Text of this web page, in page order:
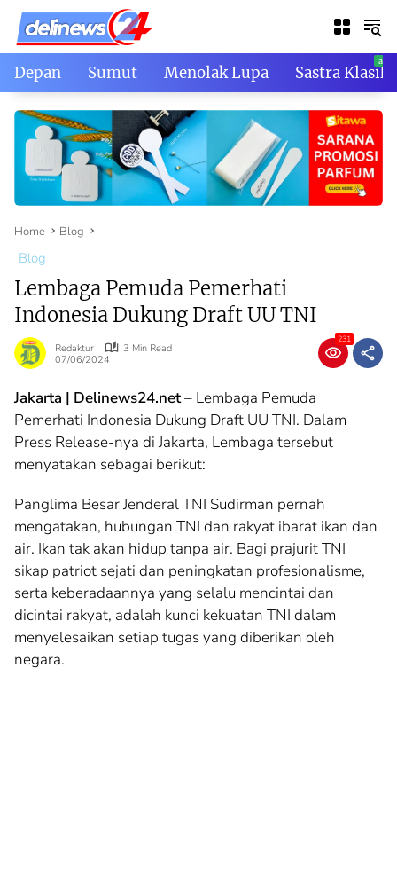
Skip
content
Depan Sumut Menolak Lupa Sastra Klasik
Home Blog
Blog
Lembaga Pemuda Pemerhati
Indonesia Dukung Draft UU TNI
Redaktur
3 Min Read
07/06/2024
231
Jakarta | Delinews24.net– Lembaga Pemuda
Pemerhati Indonesia Dukung Draft UU TNI. Dalam
Press Release-nya di Jakarta, Lembaga tersebut
menyatakan sebagai berikut:
Panglima Besar Jenderal TNI Sudirman pernah
mengatakan, hubungan TNI dan rakyat ibarat ikan dan
air. Ikan tak akan hidup tanpa air. Bagi prajurit TNI
sikap patriot sejati dan peningkatan profesionalisme,
serta keberadaannya yang selalu mencintai dan
dicintai rakyat, adalah kunci kekuatan TNI dalam
menyelesaikan setiap tugas yang diberikan oleh
negara.